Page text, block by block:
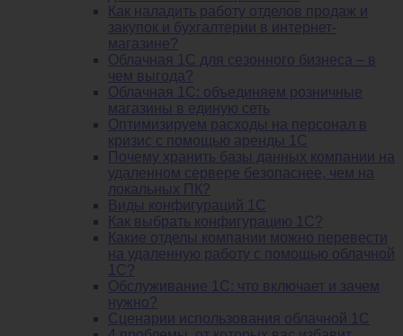
Как наладить работу отделов продаж и
закупок и бухгалтерии в интернет-
магазине?
Облачная 1С для сезонного бизнеса – в
чем выгода?
Облачная 1С: объединяем розничные
магазины в единую сеть
Оптимизируем расходы на персонал в
кризис с помощью аренды 1С
Почему хранить базы данных компании на
удаленном сервере безопаснее, чем на
локальных ПК?
Виды конфигураций 1С
Как выбрать конфигурацию 1С?
Какие отделы компании можно перевести
на удаленную работу с помощью облачной
1С?
Обслуживание 1С: что включает и зачем
нужно?
Сценарии использования облачной 1С